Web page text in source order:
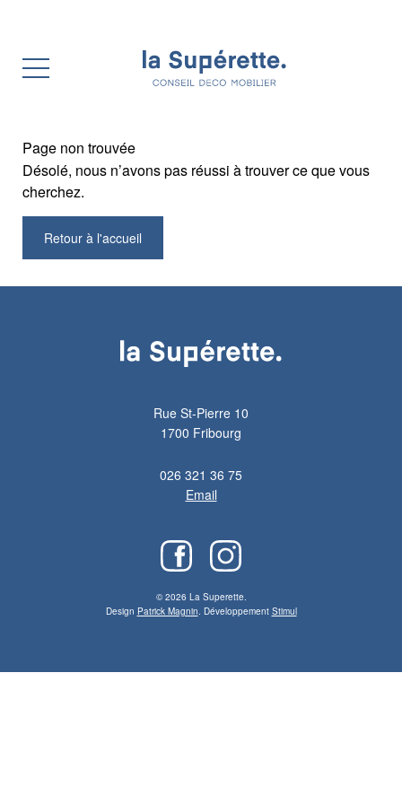
Page non trouvée
Désolé, nous n’avons pas réussi à trouver ce que vous
cherchez.
Retour à l'accueil
Rue St-Pierre 10
1700 Fribourg
026 321 36 75
Email
© 2026 La Superette.
Design Patrick Magnin . Développement Stimul